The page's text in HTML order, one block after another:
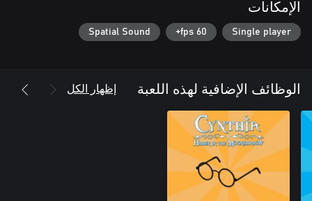
الإمكانات
Single player
60 fps+
Spatial Sound
الوظائف الإضافية لهذه اللعبة إظهار الكل